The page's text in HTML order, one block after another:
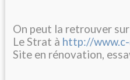
On peut la retrouver
Le Strat à http://
Site en rénovation,